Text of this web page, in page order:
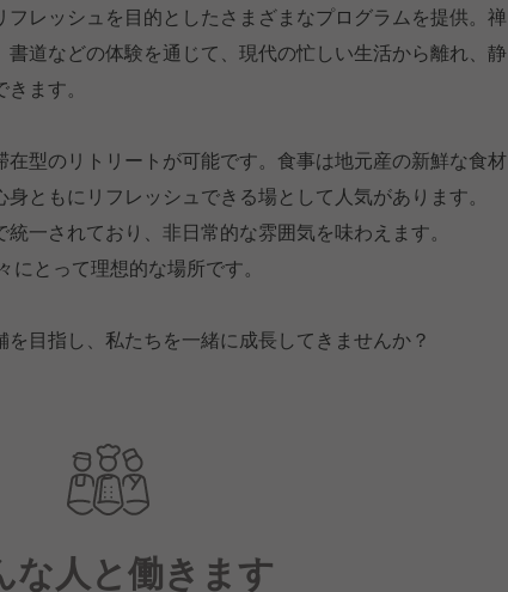
レッシュを目的としたさまざまなプログラムを提供。禅
道などの体験を通じて、現代の忙しい生活から離れ、静
ます。
型のリトリートが可能です。食事は地元産の新鮮な食材
ともにリフレッシュできる場として人気があります。
一されており、非日常的な雰囲気を味わえます。
とって理想的な場所です。
目指し、私たちを一緒に成長してきませんか？
な人と働きます